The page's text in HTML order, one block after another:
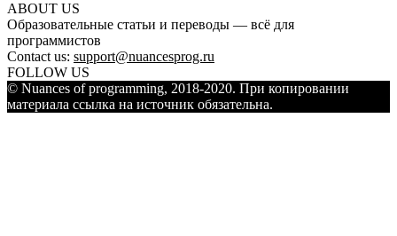
ABOUT US
Образовательные статьи и переводы — всё для
программистов
Contact us: support@nuancesprog.ru
FOLLOW US
© Nuances of programming, 2018-2020. При копировании
материала ссылка на источник обязательна.